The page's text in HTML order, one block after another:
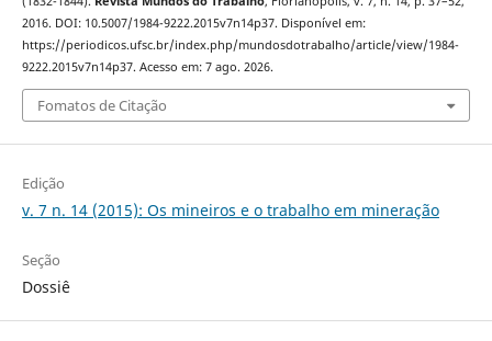
2016. DOI: 10.5007/1984-9222.2015v7n14p37. Disponível em:
https://periodicos.ufsc.br/index.php/mundosdotrabalho/article/view/1984-
9222.2015v7n14p37. Acesso em: 7 ago. 2026.
Fomatos de Citação
Edição
v. 7 n. 14 (2015): Os mineiros e o trabalho em mineração
Seção
Dossiê